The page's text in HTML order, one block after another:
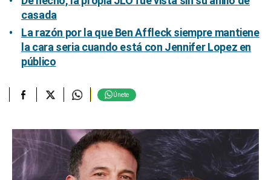
casada
La razón por la que Ben Affleck siempre mantiene
la cara seria cuando está con Jennifer Lopez en
público
Únete